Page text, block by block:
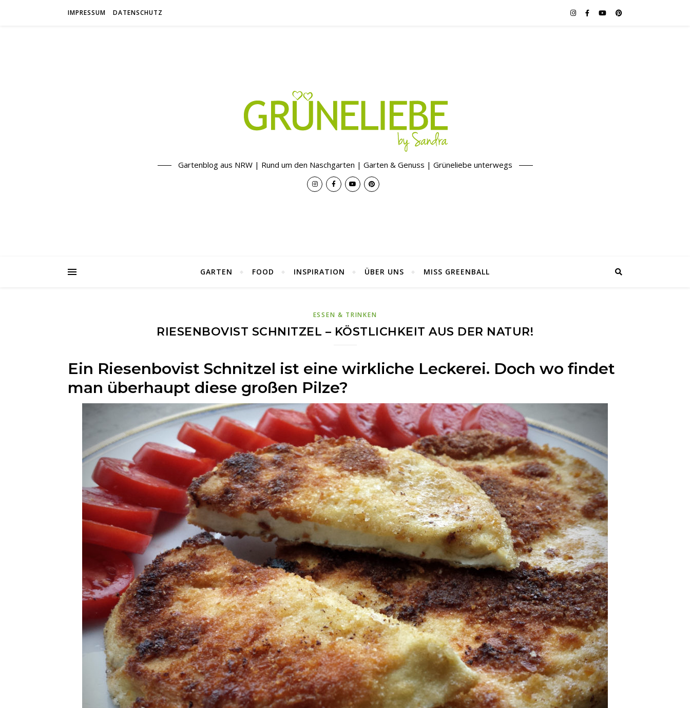
IMPRESSUM DATENSCHUTZ
Gartenblog aus NRW | Rund um den Naschgarten | Garten & Genuss | Grüneliebe unterwegs
GARTEN FOOD INSPIRATION ÜBER UNS MISS GREENBALL
ESSEN & TRINKEN
RIESENBOVIST SCHNITZEL – KÖSTLICHKEIT AUS DER NATUR!
Ein Riesenbovist Schnitzel ist eine wirkliche Leckerei. Doch wo findet
man überhaupt diese großen Pilze?